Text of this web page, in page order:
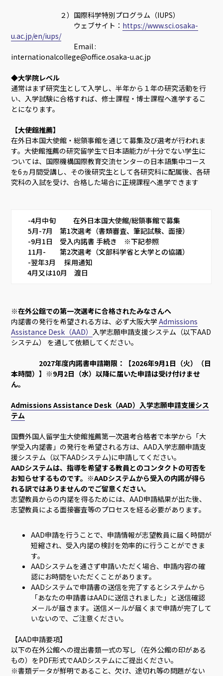
２）国際科学特別プログラム（IUPS）
ウェブサイト： https://www.sci.osaka-
u.ac.jp/en/iups/
Email :
internationalcollege@office.osaka-u.ac.jp
◆大学院レベル
通常はまず研究生として入学し、半年から１年の研究活動を行
い、入学試験に合格すれば、修士課程・博士課程へ進学するこ
とになります。
【大使館推薦】
在外日本国大使館・総領事館を通じて募集及び選考が行われま
す。大使館推薦の研究留学生で日本語能力が十分でない学生に
ついては、国際機構国際教育交流センターの日本語集中コース
を6ヵ月間受講し、その後研究生として各研究科に配属後、各研
究科の入試を受け、合格した場合に正規課程へ進学できます
       -4月中旬　       在外日本国大使館/総領事館で募集
       5月-7月　第1次選考（書類審査、筆記試験、面接）
       -9月1日　受入内諾書 手続き　※下記参照
       11月-　　第2次選考（文部科学省と大学との協議）
       -翌年3月　 採用通知
4月又は10月　渡日
※在外公館での第一次選考に合格されたみなさんへ
内諾書の発行を希望される方は、必ず大阪大学Admissions
Assistance Desk（AAD）入学志願申請支援システム（以下AAD
システム） を通して依頼してください。
2027年度内諾書申請期限：【2026年9月1日（火）（日
本時間）】※9月2日（水）以降に届いた申請は受け付けませ
ん。
Admissions Assistance Desk（AAD）入学志願申請支援シス
テム
国費外国人留学生大使館推薦第一次選考合格者で本学から「大
学受入内諾書」の発行を希望される方は、AAD入学志願申請支
援システム（以下AADシステム)に申請してください。
AADシステムは、指導を希望する教員とのコンタクトの可否を
お知らせするものです。※AADシステムから受入の内諾が得ら
れる訳ではありませんのでご留意ください。
志望教員からの内諾を得るためには、AAD申請結果が出た後、
志望教員による面接審査等のプロセスを経る必要があります。
AAD申請を行うことで、申請情報が志望教員に届く時間が
短縮され、受入内諾の検討を効率的に行うことができま
す。
AADシステムを通さず申請いただく場合、申請内容の確
認にお時間をいただくことがあります。
AADシステムで申請書の送信を完了するとシステムから
「あなたの申請書はAADに送信されました」と送信確認
メールが届きます。送信メールが届くまで申請が完了して
いないので、ご注意ください。
【AAD申請要項】
以下の在外公館への提出書類一式の写し（在外公館の印がある
もの）をPDF形式でAADシステムにご提出ください。
※書類データが鮮明であること、欠け、途切れ等の問題がない